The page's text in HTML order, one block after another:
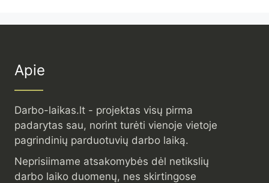
Apie
Darbo-laikas.lt - projektas visų pirma
padarytas sau, norint turėti vienoje vietoje
pagrindinių parduotuvių darbo laiką.
Neprisiimame atsakomybės dėl netikslių
darbo laiko duomenų, nes skirtingose